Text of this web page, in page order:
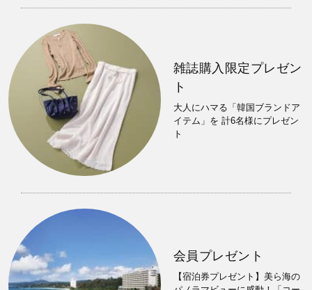
雑誌購入限定プレゼン
ト
大人にハマる「韓国ブランドア
イテム」を 計6名様にプレゼン
ト
会員プレゼント
【宿泊券プレゼント】美ら海の